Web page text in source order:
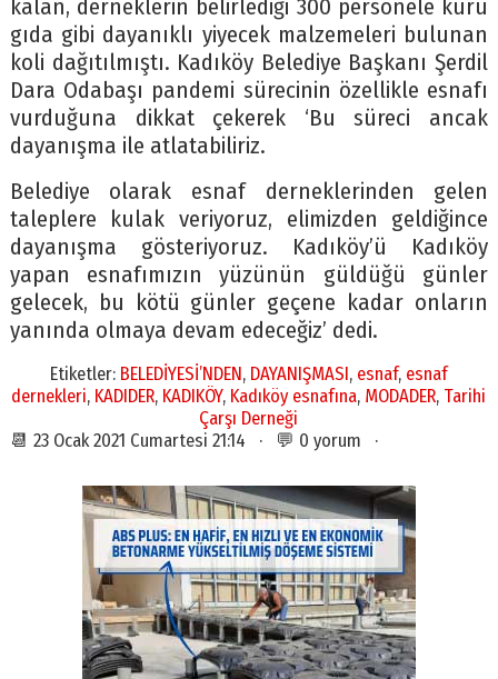
kalan, derneklerin belirlediği 300 personele kuru
gıda gibi dayanıklı yiyecek malzemeleri bulunan
koli dağıtılmıştı. Kadıköy Belediye Başkanı Şerdil
Dara Odabaşı pandemi sürecinin özellikle esnafı
vurduğuna dikkat çekerek ‘Bu süreci ancak
dayanışma ile atlatabiliriz.
Belediye olarak esnaf derneklerinden gelen
taleplere kulak veriyoruz, elimizden geldiğince
dayanışma gösteriyoruz. Kadıköy’ü Kadıköy
yapan esnafımızın yüzünün güldüğü günler
gelecek, bu kötü günler geçene kadar onların
yanında olmaya devam edeceğiz’ dedi.
Etiketler: BELEDİYESİ’NDEN, DAYANIŞMASI, esnaf, esnaf
dernekleri, KADIDER, KADIKÖY, Kadıköy esnafına, MODADER, Tarihi
Çarşı Derneği
📆 23 Ocak 2021 Cumartesi 21:14 · 💬 0 yorum ·